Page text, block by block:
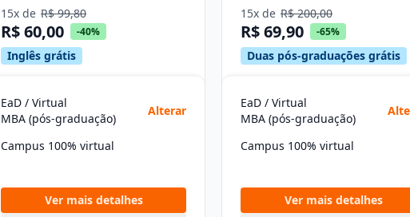
15x de R$ 99,80
R$ 60,00 -40%
Inglês grátis
EaD / Virtual
MBA (pós-graduação)
Alterar
Campus 100% virtual
Ver mais detalhes
15x de R$ 200,00
R$ 69,90 -65%
Duas pós-graduações grátis
EaD / Virtual
MBA (pós-graduação)
Campus 100% virtual
Ver mais detalhes